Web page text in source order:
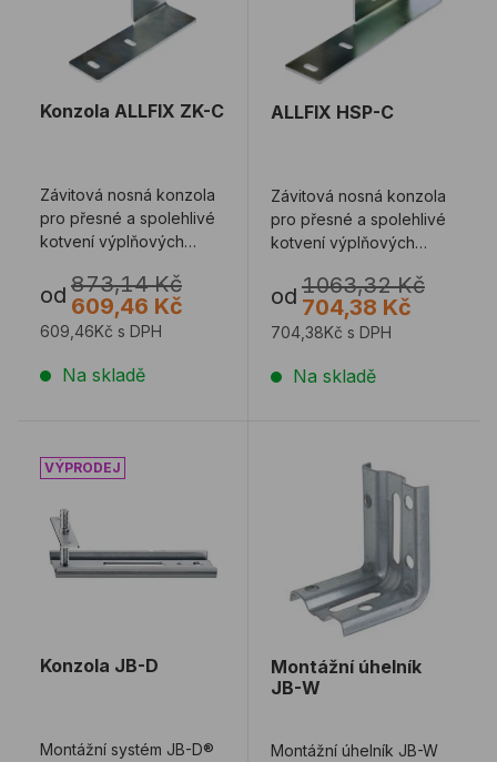
Konzola ALLFIX ZK-C
Závitová nosná konzola
pro přesné a spolehlivé
kotvení výplňových
od 873,14 Kč
609,46 Kč
609,46Kč s DPH
Na skladě
ALLFIX HSP-C
Závitová nosná konzola
pro přesné a spolehlivé
kotvení výplňových
konstrukce pr ...
od 1063,32 Kč
704,38 Kč
704,38Kč s DPH
Na skladě
Konzola JB-D
Konzola JB-D
Montážní systém JB-D®
Montážní úhelník
JB-W
Montážní úhelník JB-W